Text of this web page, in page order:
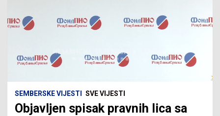
SEMBERSKE VIJESTI SVE VIJESTI
Objavljen spisak pravnih lica sa